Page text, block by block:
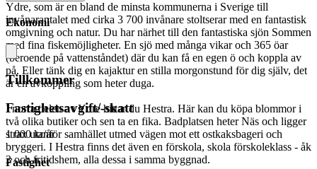
Ydre, som är en bland de minsta kommunerna i Sverige till
invånarantalet med cirka 3 700 invånare stoltserar med en fantastisk
omgivning och natur. Du har närhet till den fantastiska sjön Sommen
med fina fiskemöjligheter. En sjö med många vikar och 365 öar
(beroende på vattenståndet) där du kan få en egen ö och koppla av
på. Eller tänk dig en kajaktur en stilla morgonstund för dig själv, det
är en avkoppling som heter duga.
I norra delen av Ydre hittar du Hestra. Här kan du köpa blommor i
två olika butiker och sen ta en fika. Badplatsen heter Näs och ligger
strax utanför samhället utmed vägen mot ett ostkaksbageri och
bryggeri. I Hestra finns det även en förskola, skola förskoleklass - åk
3 och fritidshem, alla dessa i samma byggnad.
Ekonomi
Tillkommer
Fastighetsavgift/-skatt
1 000 kr/år
Fastighet